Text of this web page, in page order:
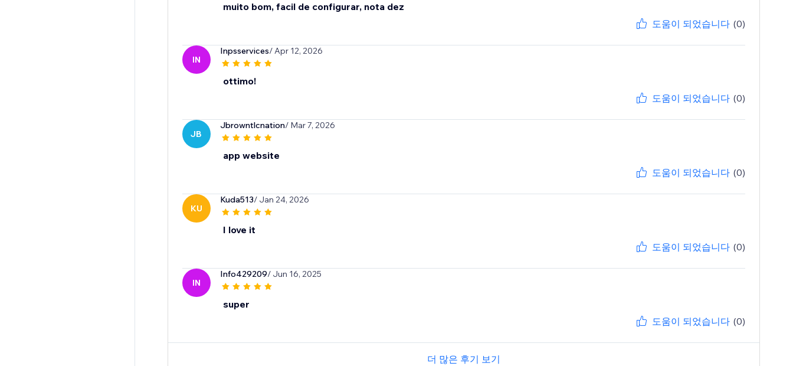
muito bom, facil de configurar, nota dez
도움이 되었습니다 (0)
IN
Inpsservices/ Apr 12, 2026
ottimo!
도움이 되었습니다 (0)
JB
Jbrowntlcnation/ Mar 7, 2026
app website
도움이 되었습니다 (0)
KU
Kuda513/ Jan 24, 2026
I love it
도움이 되었습니다 (0)
IN
Info429209/ Jun 16, 2025
super
도움이 되었습니다 (0)
더 많은 후기 보기